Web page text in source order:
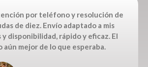
por teléfono y resolución de
de diez. Envío adaptado a mis
y disponibilidad, rápido y eficaz. El
aún mejor de lo que esperaba.